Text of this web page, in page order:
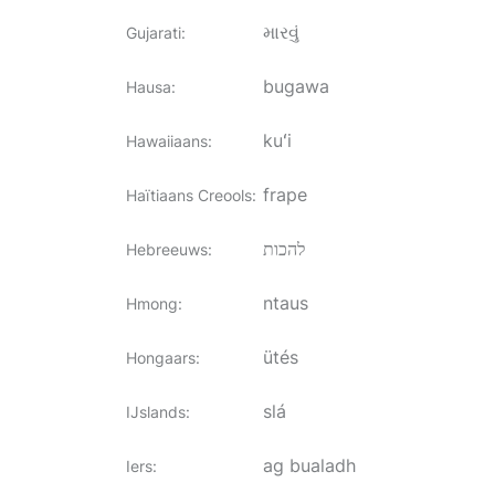
Gujarati: મારવું
Hausa: bugawa
Hawaiiaans: kuʻi
Haïtiaans Creools: frape
Hebreeuws: להכות
Hmong: ntaus
Hongaars: ütés
IJslands: slá
Iers: ag bualadh